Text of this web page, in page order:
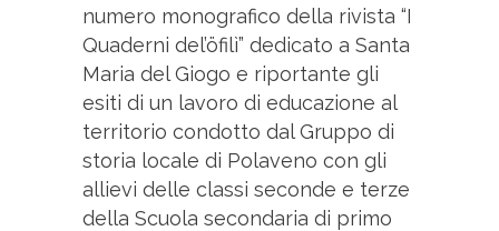
numero monografico della rivista “I
Quaderni del’öfilì” dedicato a Santa
Maria del Giogo e riportante gli
esiti di un lavoro di educazione al
territorio condotto dal Gruppo di
storia locale di Polaveno con gli
allievi delle classi seconde e terze
della Scuola secondaria di primo